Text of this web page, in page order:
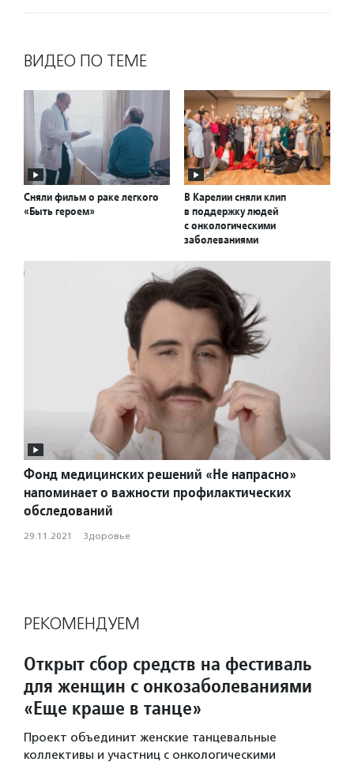
ВИДЕО ПО ТЕМЕ
Сняли фильм о раке легкого
«Быть героем»
В Карелии сняли клип
в поддержку людей
с онкологическими
заболеваниями
Фонд медицинских решений «Не напрасно»
напоминает о важности профилактических
обследований
29.11.2021 · Здоровье
РЕКОМЕНДУЕМ
Открыт сбор средств на фестиваль
для женщин с онкозаболеваниями
«Еще краше в танце»
Проект объединит женские танцевальные
коллективы и участниц с онкологическими